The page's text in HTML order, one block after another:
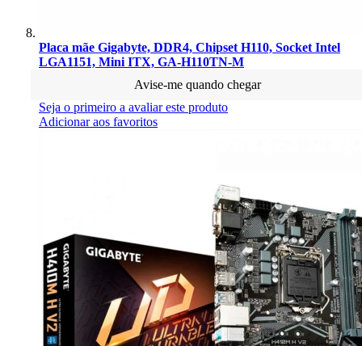
Placa mãe Gigabyte, DDR4, Chipset H110, Socket Intel
LGA1151, Mini ITX, GA-H110TN-M
Avise-me quando chegar
Seja o primeiro a avaliar este produto
Adicionar aos favoritos